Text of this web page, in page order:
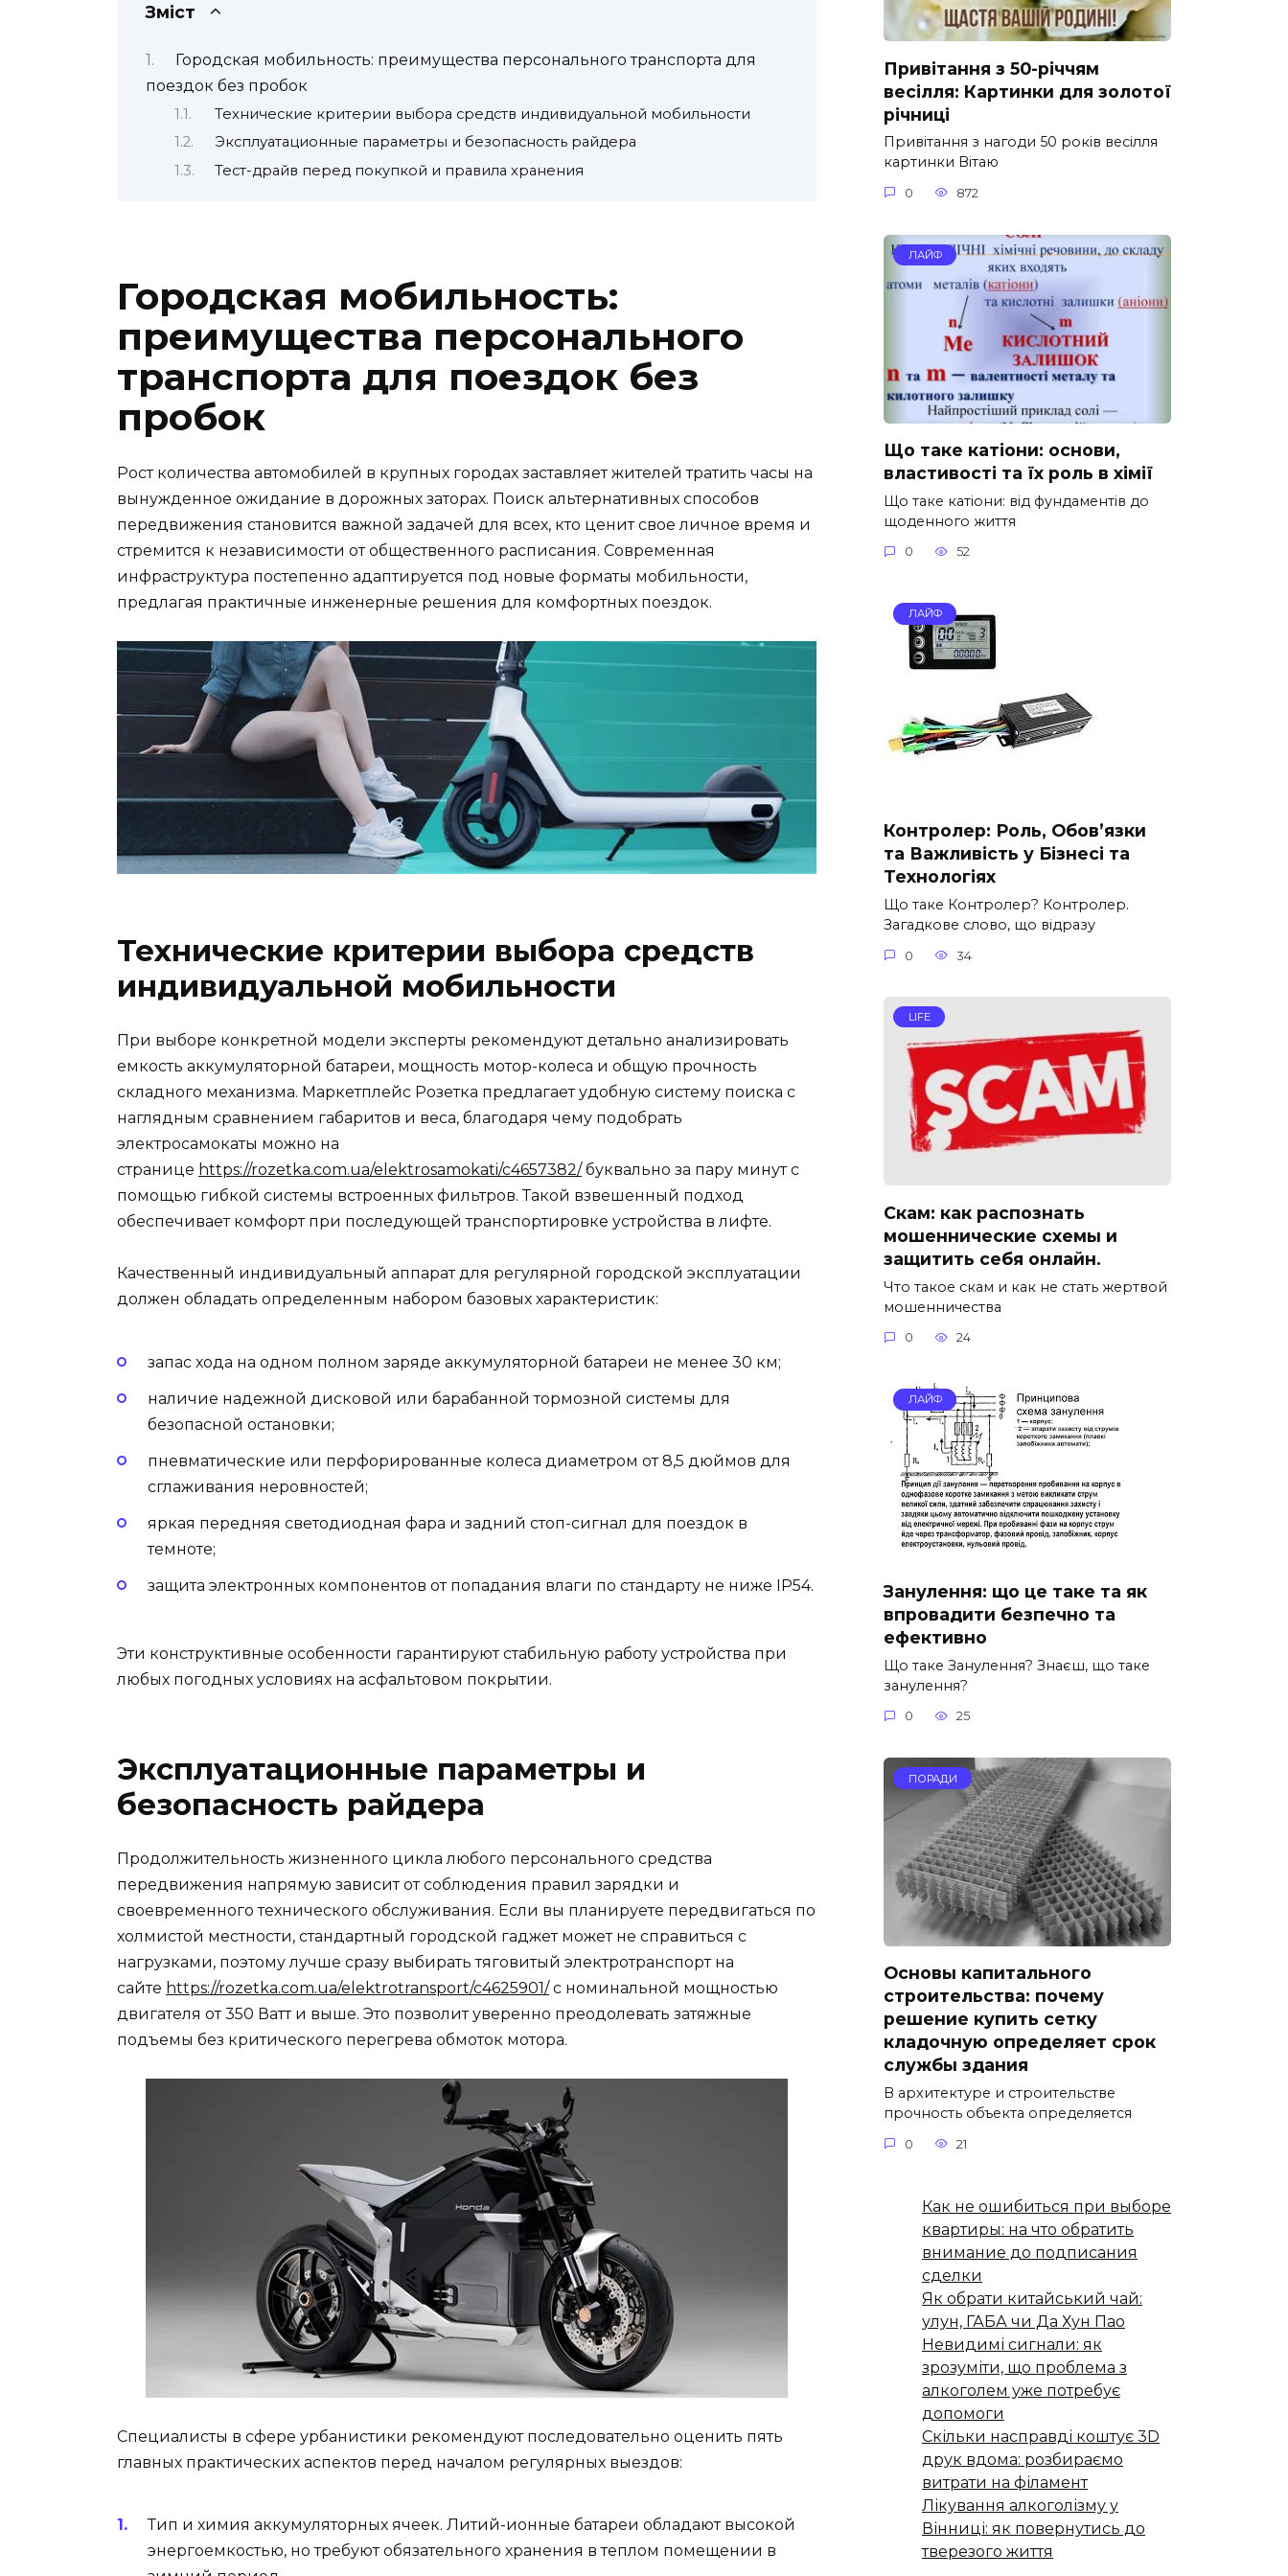
Зміст
Городская мобильность: преимущества персонального транспорта для
поездок без пробок
Технические критерии выбора средств индивидуальной мобильности
Эксплуатационные параметры и безопасность райдера
Тест-драйв перед покупкой и правила хранения
Городская мобильность:
преимущества персонального
транспорта для поездок без
пробок
Рост количества автомобилей в крупных городах заставляет жителей тратить часы на
вынужденное ожидание в дорожных заторах. Поиск альтернативных способов
передвижения становится важной задачей для всех, кто ценит свое личное время и
стремится к независимости от общественного расписания. Современная
инфраструктура постепенно адаптируется под новые форматы мобильности,
предлагая практичные инженерные решения для комфортных поездок.
Технические критерии выбора средств
индивидуальной мобильности
При выборе конкретной модели эксперты рекомендуют детально анализировать
емкость аккумуляторной батареи, мощность мотор-колеса и общую прочность
складного механизма. Маркетплейс Розетка предлагает удобную систему поиска с
наглядным сравнением габаритов и веса, благодаря чему подобрать
электросамокаты можно на
странице https://rozetka.com.ua/elektrosamokati/c4657382/буквально за пару минут с
помощью гибкой системы встроенных фильтров. Такой взвешенный подход
обеспечивает комфорт при последующей транспортировке устройства в лифте.
Качественный индивидуальный аппарат для регулярной городской эксплуатации
должен обладать определенным набором базовых характеристик:
запас хода на одном полном заряде аккумуляторной батареи не менее 30 км;
наличие надежной дисковой или барабанной тормозной системы для
безопасной остановки;
пневматические или перфорированные колеса диаметром от 8,5 дюймов для
сглаживания неровностей;
яркая передняя светодиодная фара и задний стоп-сигнал для поездок в
темноте;
защита электронных компонентов от попадания влаги по стандарту не ниже IP54.
Эти конструктивные особенности гарантируют стабильную работу устройства при
любых погодных условиях на асфальтовом покрытии.
Эксплуатационные параметры и
безопасность райдера
Продолжительность жизненного цикла любого персонального средства
передвижения напрямую зависит от соблюдения правил зарядки и
своевременного технического обслуживания. Если вы планируете передвигаться по
холмистой местности, стандартный городской гаджет может не справиться с
нагрузками, поэтому лучше сразу выбирать тяговитый электротранспорт на
сайте https://rozetka.com.ua/elektrotransport/c4625901/с номинальной мощностью
двигателя от 350 Ватт и выше. Это позволит уверенно преодолевать затяжные
подъемы без критического перегрева обмоток мотора.
Специалисты в сфере урбанистики рекомендуют последовательно оценить пять
главных практических аспектов перед началом регулярных выездов:
Тип и химия аккумуляторных ячеек. Литий-ионные батареи обладают высокой
энергоемкостью, но требуют обязательного хранения в теплом помещении в
Привітання з 50-річчям
весілля: Картинки для золотої
річниці
Привітання з нагоди 50 років весілля
картинки Вітаю
0 872
ЛАЙФ
Що таке катіони: основи,
властивості та їх роль в хімії
Що таке катіони: від фундаментів до
щоденного життя
0 52
ЛАЙФ
Контролер: Роль, Обов’язки
та Важливість у Бізнесі та
Технологіях
Що таке Контролер? Контролер.
Загадкове слово, що відразу
0 34
LIFE
Скам: как распознать
мошеннические схемы и
защитить себя онлайн.
Что такое скам и как не стать жертвой
мошенничества
0 24
ЛАЙФ
Занулення: що це таке та як
впровадити безпечно та
ефективно
Що таке Занулення? Знаєш, що таке
занулення?
0 25
ПОРАДИ
Основы капитального
строительства: почему
решение купить сетку
кладочную определяет срок
службы здания
В архитектуре и строительстве
прочность объекта определяется
0 21
Как не ошибиться при выборе
квартиры: на что обратить
внимание до подписания
сделки
Як обрати китайський чай:
улун, ГАБА чи Да Хун Пао
Невидимі сигнали: як
зрозуміти, що проблема з
алкоголем уже потребує
допомоги
Скільки насправді коштує 3D
друк вдома: розбираємо
витрати на філамент
Лікування алкоголізму у
Вінниці: як повернутись до
тверезого життя